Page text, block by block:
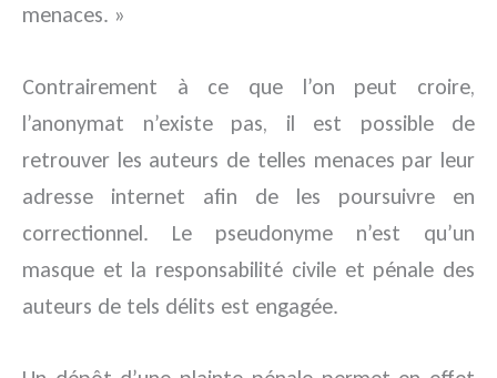
menaces. »
Contrairement à ce que l’on peut croire,
l’anonymat n’existe pas, il est possible de
retrouver les auteurs de telles menaces par leur
adresse internet afin de les poursuivre en
correctionnel. Le pseudonyme n’est qu’un
masque et la responsabilité civile et pénale des
auteurs de tels délits est engagée.